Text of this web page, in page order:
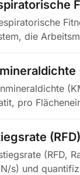
die
pro
(RFD)
(RFD,
s) und